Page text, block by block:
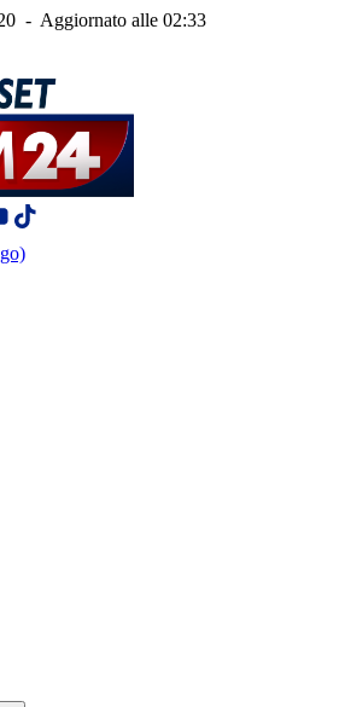
- Aggiornato alle 02:33